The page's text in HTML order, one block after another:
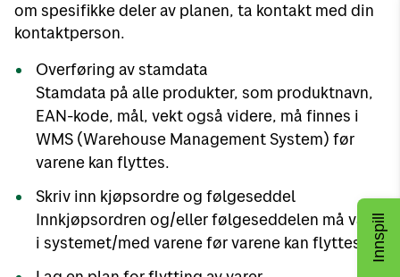
om spesifikke deler av planen, ta kontakt med din
kontaktperson.
Overføring av stamdata
Stamdata på alle produkter, som produktnavn,
EAN-kode, mål, vekt også videre, må finnes i
WMS (Warehouse Management System) før
varene kan flyttes.
Skriv inn kjøpsordre og følgeseddel
Innkjøpsordren og/eller følgeseddelen må være
i systemet/med varene før varene kan flyttes.
Innspill